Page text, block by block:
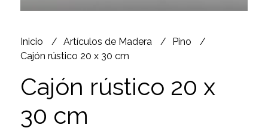
Inicio Artículos de Madera
Pino
Cajón rústico 20 x 30 cm
Cajón rústico 20 x
30 cm